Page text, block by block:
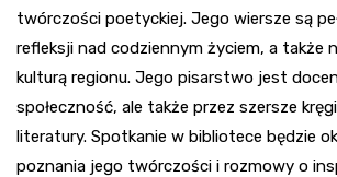
twórczości poetyckiej. Jego wiersze są
refleksji nad codziennym życiem, a także
kulturą regionu. Jego pisarstwo jest
społeczność, ale także przez szersze
literatury. Spotkanie w bibliotece będzie
poznania jego twórczości i rozmowy o